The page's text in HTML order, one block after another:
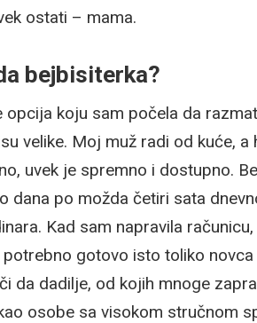
ostati – mama.
bejbisiterka?
opcija koju sam počela da
velike. Moj muž radi od kuće,
uvek je spremno i dostupno.
dana po možda četiri sata
Kad sam napravila
potrebno gotovo isto toliko
da dadilje, od kojih mnoge
osobe sa visokom stručnom